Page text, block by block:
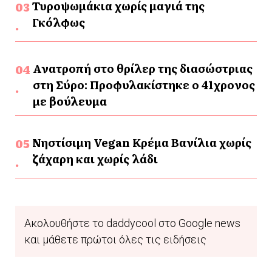
Τυροψωμάκια χωρίς μαγιά της
Γκόλφως
Ανατροπή στο θρίλερ της διασώστριας
στη Σύρο: Προφυλακίστηκε ο 41χρονος
με βούλευμα
Νηστίσιμη Vegan Κρέμα Βανίλια χωρίς
ζάχαρη και χωρίς λάδι
Ακολουθήστε το daddycool στο Google news
και μάθετε πρώτοι όλες τις ειδήσεις